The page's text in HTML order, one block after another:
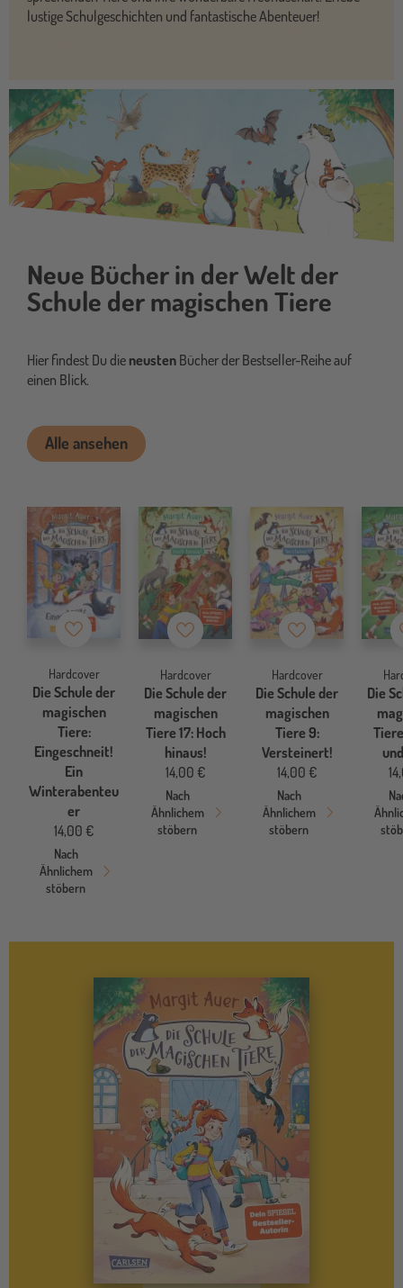
lustige Schulgeschichten und fantastische Abenteuer!
Neue Bücher in der Welt der
Schule der magischen Tiere
Hier findest Du die neusten Bücher der Bestseller-Reihe auf
einen Blick.
Alle ansehen
Merkzettel
Hardcover
Die Schule der
magischen
Tiere:
Eingeschneit!
Ein
Winterabenteu
er
14,00 €
Nach
Ähnlichem
stöbern
Merkzettel
Hardcover
Die Schule der
magischen
Tiere 17: Hoch
hinaus!
14,00 €
Nach
Ähnlichem
stöbern
Merkzettel
Hardcover
Die Schule der
magischen
Tiere 9:
Versteinert!
14,00 €
Nach
Ähnlichem
stöbern
Die